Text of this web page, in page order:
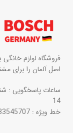
فروشگاه لوازم
اصل آلمان را برای
14
خط ویژه : 33545707-021